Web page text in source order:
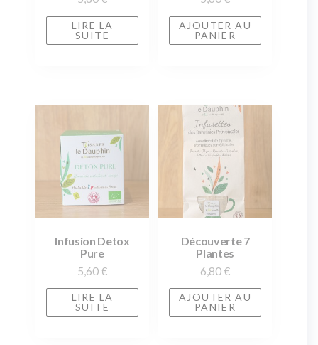
LIRE LA
SUITE
AJOUTER AU
PANIER
Infusion Detox
Pure
5,60 €
LIRE LA
SUITE
Découverte 7
Plantes
6,80 €
AJOUTER AU
PANIER